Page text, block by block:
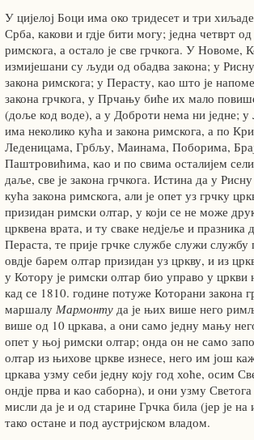
У цијелој Боци има око тридесет и три
Срба, какови и гдје бити могу; једна четврт
римскога, а остало је све грчкога. У Новоме,
измијешани су људи од обадва закона; у
закона римскога; у Перасту, као што је
закона грчкога, у Прчању биће их мало
(доље код воде), а у Доброти нема ни једне;
има неколико кућа и закона римскога, а по
Леденицама, Грбљу, Маинама, Поборима,
Паштровићима, као и по свима осталијем
даље, све је закона грчкога. Истина да у
кућа закона римскога, али је опет уз грчку
призидан римски олтар, у који се не може
црквена врата, и ту сваке недјеље и празника
Пераста, те прије грчке службе служи службу
овдје барем олтар призидан уз цркву, и из
у Котору је римски олтар био управо у цркви
кад се 1810. године потуже Которани закона
маршалу Мармонту да је њих више него
више од 10 цркава, а они само једну мању
опет у њој римски олтар; онда он не само
олтар из њихове цркве изнесе, него им још
цркава узму себи једну коју год хоће, осим
ондје прва и као саборна), и они узму Светога
мисли да је и од старине Грчка била (јер је
тако остане и под аустријском владом.